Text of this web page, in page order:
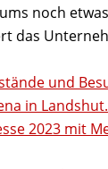
noch
das